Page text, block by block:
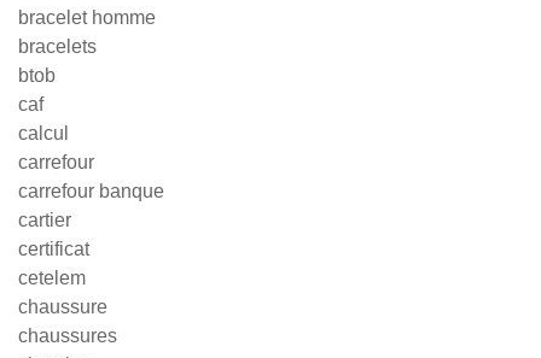
bracelet homme
bracelets
btob
caf
calcul
carrefour
carrefour banque
cartier
certificat
cetelem
chaussure
chaussures